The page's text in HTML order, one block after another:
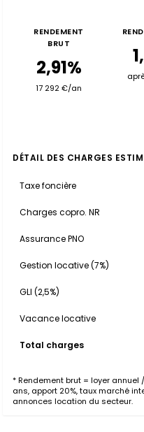
RENDEMENT
BRUT
2,91%
17 292 €/an
DÉTAIL DES CHARGES
Taxe foncière
Charges copro. NR
Assurance PNO
Gestion locative (7%)
GLI (2,5%)
Vacance locative
Total charges
* Rendement brut = loyer annuel
ans, apport 20%, taux marché
annonces location du secteur.